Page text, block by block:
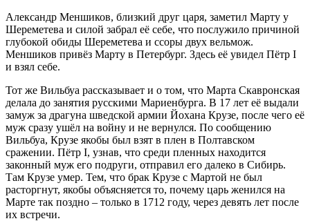
Александр Меншиков, близкий друг царя, заметил Марту у
Шереметева и силой забрал её себе, что послужило причиной
глубокой обиды Шереметева и ссоры двух вельмож.
Меншиков привёз Марту в Петербург. Здесь её увидел Пётр I
и взял себе.
Тот же Вильбуа рассказывает и о том, что Марта Скавронская
делала до занятия русскими Мариенбурга. В 17 лет её выдали
замуж за драгуна шведской армии Йохана Крузе, после чего её
муж сразу ушёл на войну и не вернулся. По сообщению
Вильбуа, Крузе якобы был взят в плен в Полтавском
сражении. Пётр I, узнав, что среди пленных находится
законный муж его подруги, отправил его далеко в Сибирь.
Там Крузе умер. Тем, что брак Крузе с Мартой не был
расторгнут, якобы объясняется то, почему царь женился на
Марте так поздно – только в 1712 году, через девять лет после
их встречи.